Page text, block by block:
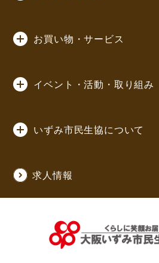
お買い物・サービス
イベント・活動・取り組み
いずみ市民生協について
求人情報